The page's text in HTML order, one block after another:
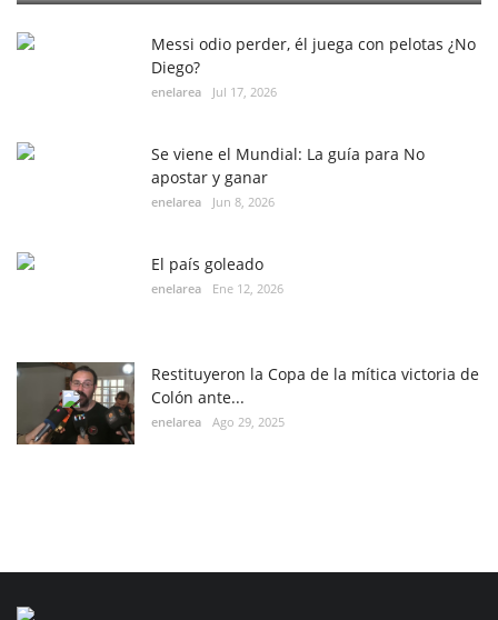
Messi odio perder, él juega con pelotas ¿No
Diego?
enelarea Jul 17, 2026
Se viene el Mundial: La guía para No
apostar y ganar
enelarea Jun 8, 2026
El país goleado
enelarea Ene 12, 2026
Restituyeron la Copa de la mítica victoria de
Colón ante...
enelarea Ago 29, 2025